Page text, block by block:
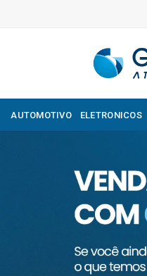
AUTOMOTIVO ELETRONICOS